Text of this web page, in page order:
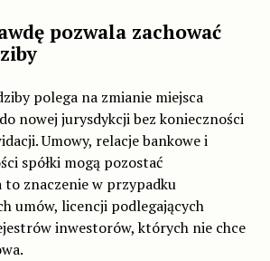
pozwala zachować
polega na zmianie miejsca
nowej jurysdykcji bez konieczności
Umowy, relacje bankowe i
spółki mogą pozostać
to znaczenie w przypadku
umów, licencji podlegających
inwestorów, których nie chce